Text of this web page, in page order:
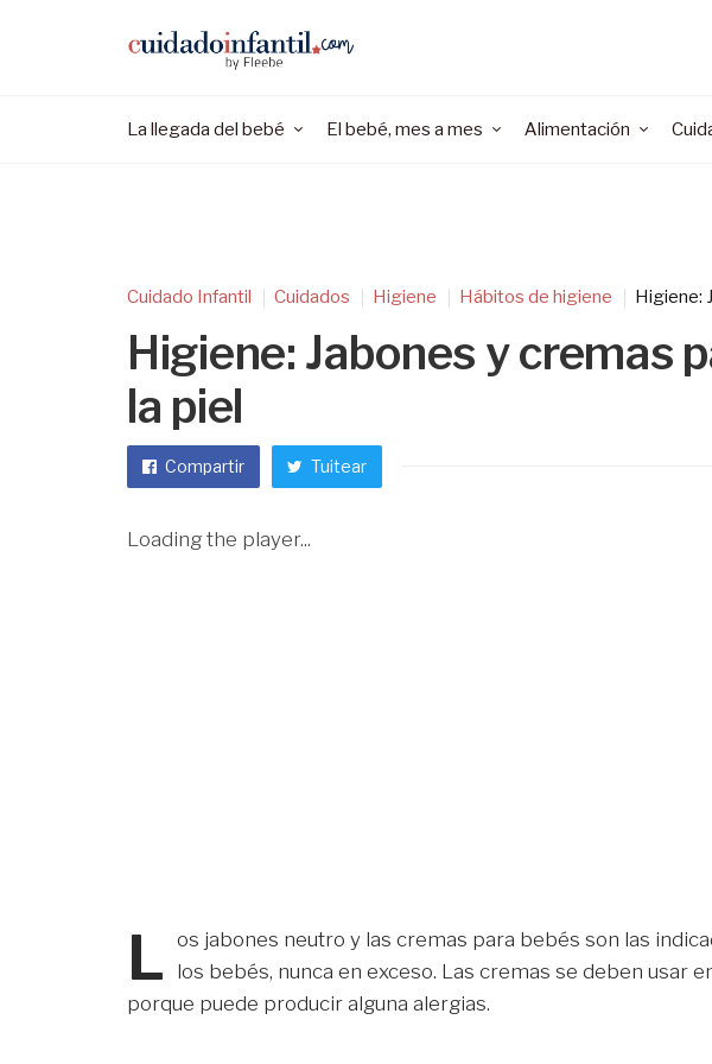
La llegada del bebé El bebé, mes a mes Alimentación
Cuidado Infantil Cuidados Higiene Hábitos de higiene Higiene:
Higiene: Jabones y cremas
la piel
Compartir Tuitear
Loading the player...
L
os jabones neutro y las cremas para bebés son las
los bebés, nunca en exceso. Las cremas se deben usar
porque puede producir alguna alergias.